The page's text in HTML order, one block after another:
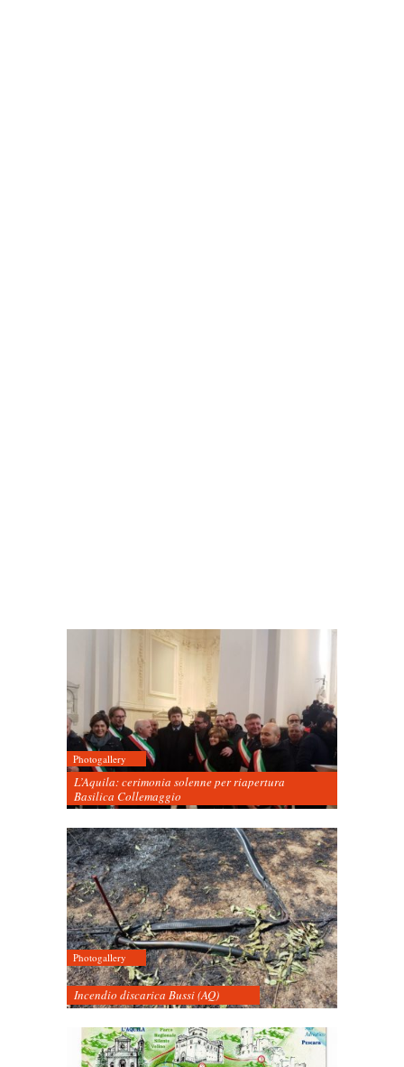
Photogallery
L’Aquila: cerimonia solenne per riapertura
Basilica Collemaggio
Photogallery
Incendio discarica Bussi (AQ)